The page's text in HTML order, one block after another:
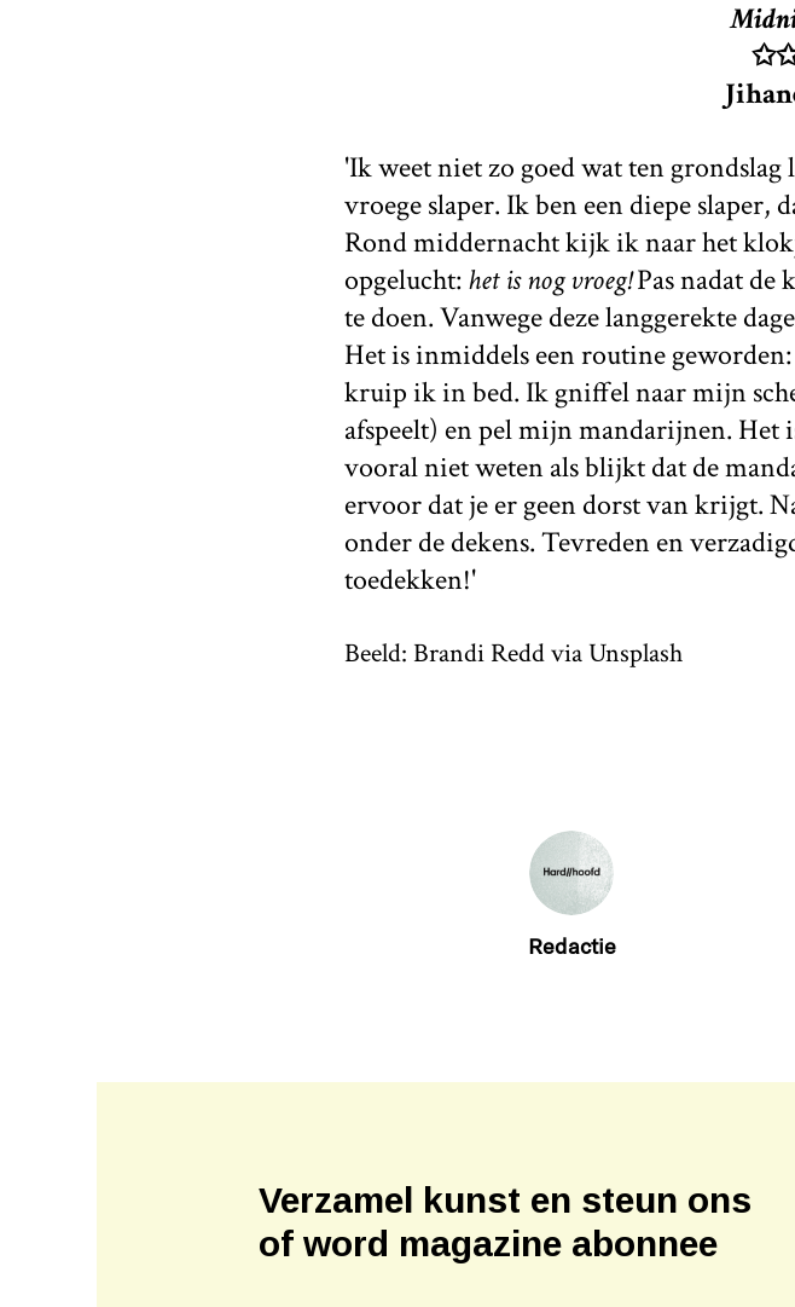
'Ik weet niet zo goed wat ten
vroege slaper. Ik ben een diepe slaper,
Rond middernacht kijk ik naar het
opgelucht: het is nog vroeg!Pas nadat
te doen. Vanwege deze langgerekte
Het is inmiddels een routine
kruip ik in bed. Ik gniffel naar mijn
afspeelt) en pel mijn mandarijnen. Het
vooral niet weten als blijkt dat de
ervoor dat je er geen dorst van krijgt.
onder de dekens. Tevreden en
toedekken!'
Beeld: Brandi Redd via Unsplash
Redactie
Verzamel kunst en steun ons
of word magazine abonnee